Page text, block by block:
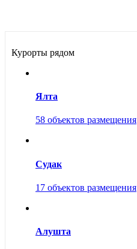
Курорты рядом
Ялта
58 объектов размещения
Судак
17 объектов размещения
Алушта